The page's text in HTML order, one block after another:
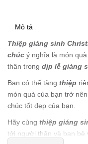
Mô tả
Thiệp giáng sinh
chúc ý nghĩa là món
thân trong dịp lễ giáng
Bạn có thể tặng thiệp
món quà của bạn trở
chúc tốt đẹp của bạn.
Hãy cùng thiệp giáng
tới người thân và bạn bè